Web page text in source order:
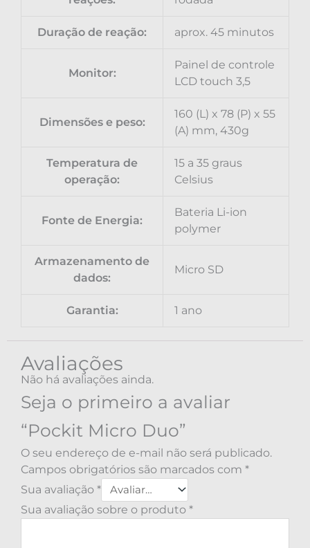
Duração de reação: aprox. 45 minutos
Monitor:
Painel de controle
LCD touch 3,5
Dimensões e peso:
160 (L) x 78 (P) x 55
(A) mm, 430g
Temperatura de
operação:
15 a 35 graus
Celsius
Fonte de Energia:
Bateria Li-ion
polymer
Armazenamento de
dados:
Micro SD
Garantia: 1 ano
Avaliações
Não há avaliações ainda.
Seja o primeiro a avaliar
“Pockit Micro Duo”
O seu endereço de e-mail não será publicado.
Campos obrigatórios são marcados com *
Sua avaliação *
Sua avaliação sobre o produto *